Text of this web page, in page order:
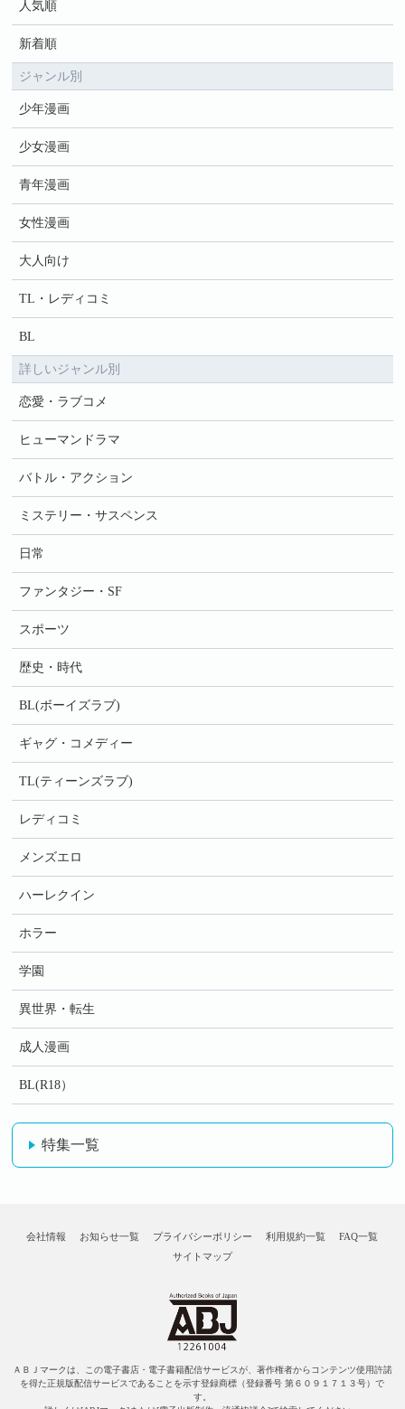
人気順
新着順
ジャンル別
少年漫画
少女漫画
青年漫画
女性漫画
大人向け
TL・レディコミ
BL
詳しいジャンル別
恋愛・ラブコメ
ヒューマンドラマ
バトル・アクション
ミステリー・サスペンス
日常
ファンタジー・SF
スポーツ
歴史・時代
BL(ボーイズラブ)
ギャグ・コメディー
TL(ティーンズラブ)
レディコミ
メンズエロ
ハーレクイン
ホラー
学園
異世界・転生
成人漫画
BL(R18）
特集一覧
会社情報 お知らせ一覧 プライバシーポリシー 利用規約一覧
FAQ一覧
サイトマップ
ＡＢＪマークは、この電子書店・電子書籍配信サービスが、著作権者からコンテンツ使用許諾
を得た正規版配信サービスであることを示す登録商標（登録番号 第６０９１７１３号）で
す。